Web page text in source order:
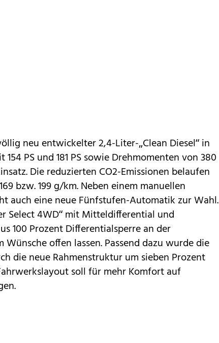
neu entwickelter 2,4-Liter-„Clean Diesel“ in
PS und 181 PS sowie Drehmomenten von 380
Die reduzierten CO2-Emissionen belaufen
bzw. 199 g/km. Neben einem manuellen
auch eine neue Fünfstufen-Automatik zur Wahl.
Select 4WD“ mit Mitteldifferential und
100 Prozent Differentialsperre an der
offen lassen. Passend dazu wurde die
die neue Rahmenstruktur um sieben Prozent
soll für mehr Komfort auf